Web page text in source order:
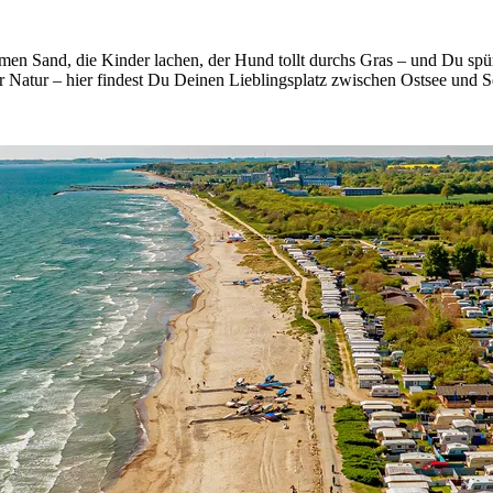
Sand, die Kinder lachen, der Hund tollt durchs Gras – und Du
– hier findest Du Deinen Lieblingsplatz zwischen Ostsee und